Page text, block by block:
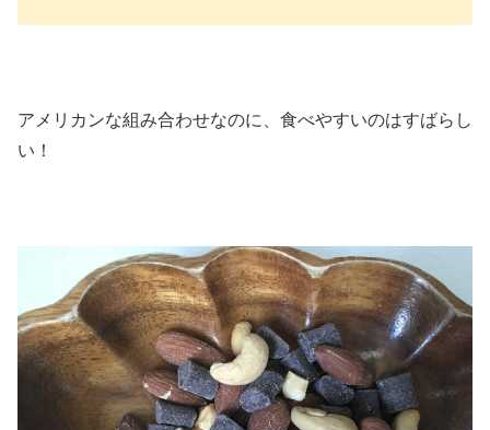
アメリカンな組み合わせなのに、食べやすいのはすばらし
い！